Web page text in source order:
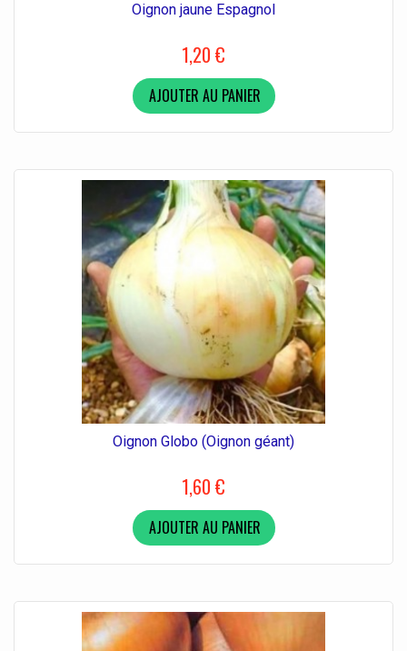
Oignon jaune Espagnol
1,20 €
AJOUTER AU PANIER
Oignon Globo (Oignon géant)
1,60 €
AJOUTER AU PANIER